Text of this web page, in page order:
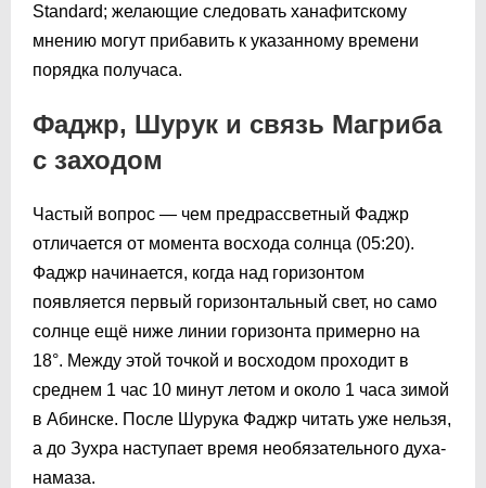
Standard; желающие следовать ханафитскому
мнению могут прибавить к указанному времени
порядка получаса.
Фаджр, Шурук и связь Магриба
с заходом
Частый вопрос — чем предрассветный Фаджр
отличается от момента восхода солнца (05:20).
Фаджр начинается, когда над горизонтом
появляется первый горизонтальный свет, но само
солнце ещё ниже линии горизонта примерно на
18°. Между этой точкой и восходом проходит в
среднем 1 час 10 минут летом и около 1 часа зимой
в Абинске. После Шурука Фаджр читать уже нельзя,
а до Зухра наступает время необязательного духа-
намаза.